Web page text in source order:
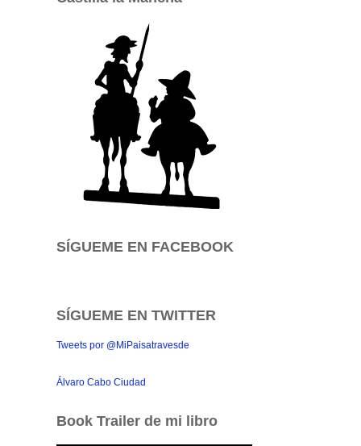
SÍGUEME EN FACEBOOK
SÍGUEME EN TWITTER
Tweets por @MiPaisatravesde
Álvaro Cabo Ciudad
Book Trailer de mi libro